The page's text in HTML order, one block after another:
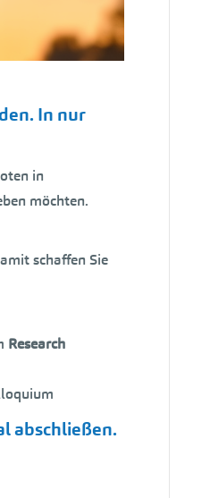
In nur
in
möchten.
schaffen Sie
Research
abschließen.